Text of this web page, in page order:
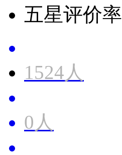
五星评价率
1524人
0人